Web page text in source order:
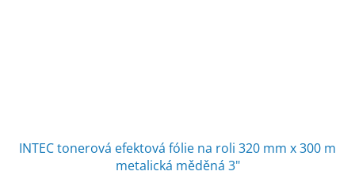
INTEC tonerová efektová fólie na roli 320 mm x 300 m
metalická měděná 3"